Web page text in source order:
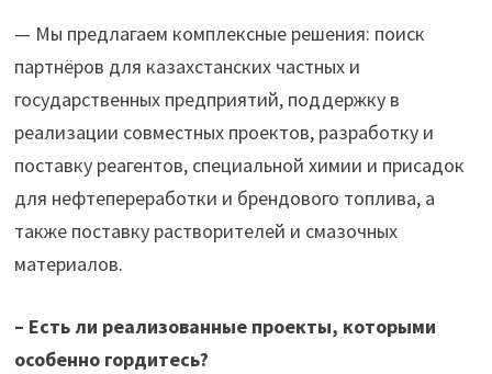
— Мы предлагаем комплексные решения: поиск
партнёров для казахстанских частных и
государственных предприятий, поддержку в
реализации совместных проектов, разработку и
поставку реагентов, специальной химии и присадок
для нефтепереработки и брендового топлива, а
также поставку растворителей и смазочных
материалов.
– Есть ли реализованные проекты, которыми
особенно гордитесь?